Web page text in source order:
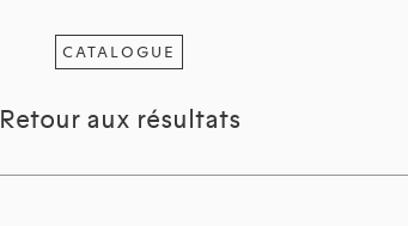
CATALOGUE
Retour aux résultats